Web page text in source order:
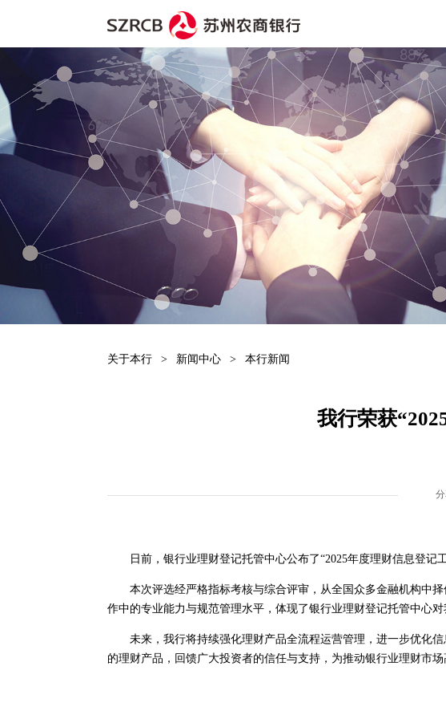
首页 > 文章详细页面
关于本行 > 新闻中心 > 本行新闻
我行荣获
日前，银行业理财登记托管中心公布了“2025年度理财信息登记工
本次评选经严格指标考核与综合评审，从全国众多金融机构中择
作中的专业能力与规范管理水平，体现了银行业理财登记托管中心
未来，我行将持续强化理财产品全流程运营管理，进一步优化信
的理财产品，回馈广大投资者的信任与支持，为推动银行业理财市场